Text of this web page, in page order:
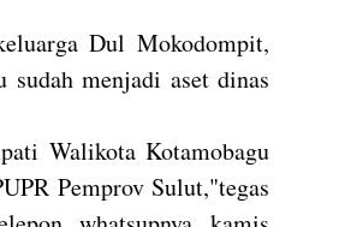
Dul Mokodompit,
sudah menjadi aset dinas
Walikota Kotamobagu
Pemprov Sulut,"tegas